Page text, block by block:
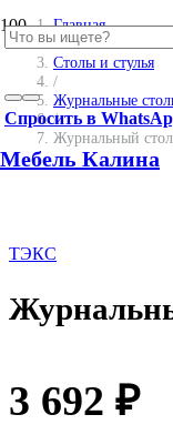
Спросить в
Мебель Калина
Главная
/
Столы и стулья
/
Журнальные
/
Журнальный
ТЭКС
3 692 ₽